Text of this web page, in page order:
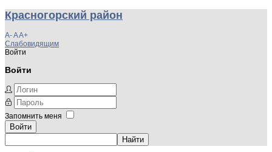
Красногорский район
A-AA+
Слабовидящим
Войти
Войти
Запомнить меня
Войти